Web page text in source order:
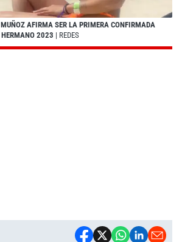
AFIRMA SER LA PRIMERA CONFIRMADA
HERMANO 2023 | REDES